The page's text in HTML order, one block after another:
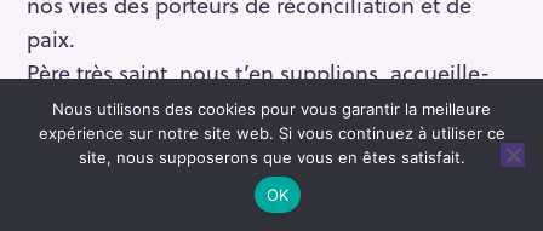
paix.
Père très saint, nous t’en supplions, accueille-
nous avec ton Fils, et, dans ce repas accorde-
nous son Esprit : qu’il fasse disparaître les
causes de nos divisions. Nous nous présentons
ce soir devant toi un et complexe : corps fragile
Nous utilisons des cookies pour vous garantir la meilleure
expérience sur notre site web. Si vous continuez à utiliser ce
site, nous supposerons que vous en êtes satisfait.
OK